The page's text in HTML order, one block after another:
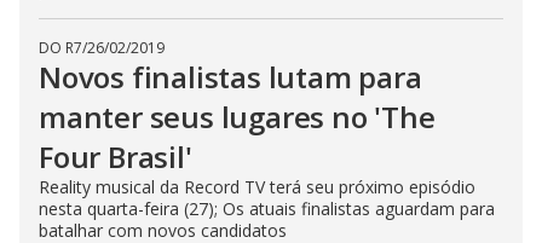
DO R7/26/02/2019
Novos finalistas lutam para
manter seus lugares no 'The
Four Brasil'
Reality musical da Record TV terá seu próximo episódio
nesta quarta-feira (27); Os atuais finalistas aguardam para
batalhar com novos candidatos